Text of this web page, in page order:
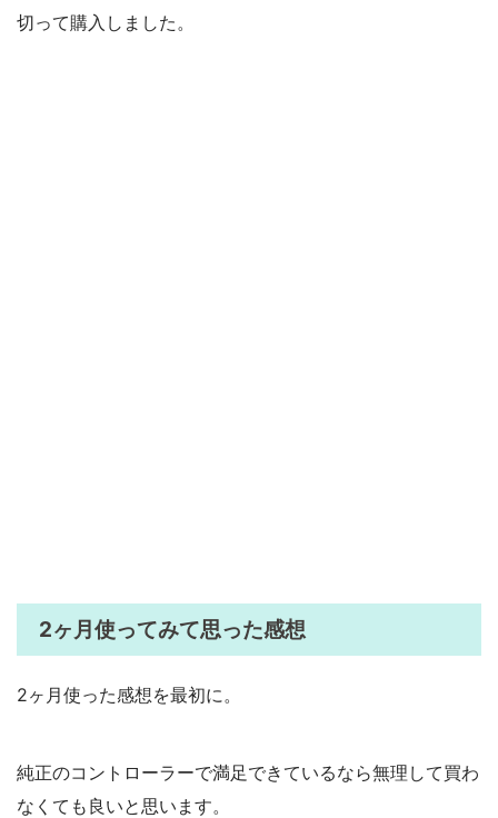
切って購入しました。
2ヶ月使ってみて思った感想
2ヶ月使った感想を最初に。
純正のコントローラーで満足できているなら無理して買わ
なくても良いと思います。